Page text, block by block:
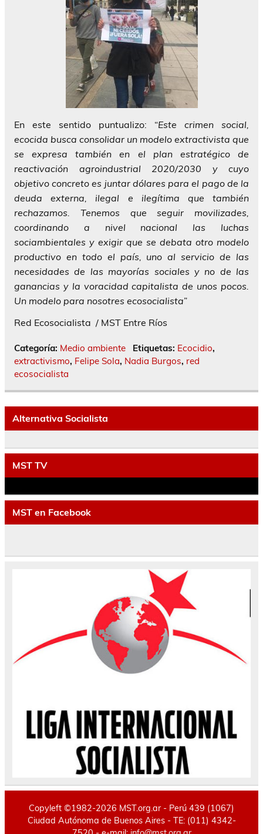
En este sentido puntualizo: “Este crimen social,
ecocida busca consolidar un modelo extractivista que
se expresa también en el plan estratégico de
reactivación agroindustrial 2020/2030 y cuyo
objetivo concreto es juntar dólares para el pago de la
deuda externa, ilegal e ilegítima que también
rechazamos. Tenemos que seguir movilizades,
coordinando a nivel nacional las luchas
sociambientales y exigir que se debata otro modelo
productivo en todo el país, uno al servicio de las
necesidades de las mayorías sociales y no de las
ganancias y la voracidad capitalista de unos pocos.
Un modelo para nosotres ecosocialista”
Red Ecosocialista / MST Entre Ríos
Categoría: Medio ambiente Etiquetas: Ecocidio,
extractivismo, Felipe Sola, Nadia Burgos, red
ecosocialista
Alternativa Socialista
MST TV
MST en Facebook
Copyleft ©1982-2026 MST.org.ar - Perú 439 (1067)
Ciudad Autónoma de Buenos Aires - TE: (011) 4342-